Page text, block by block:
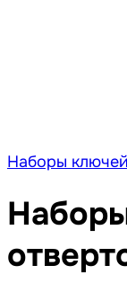
Наборы